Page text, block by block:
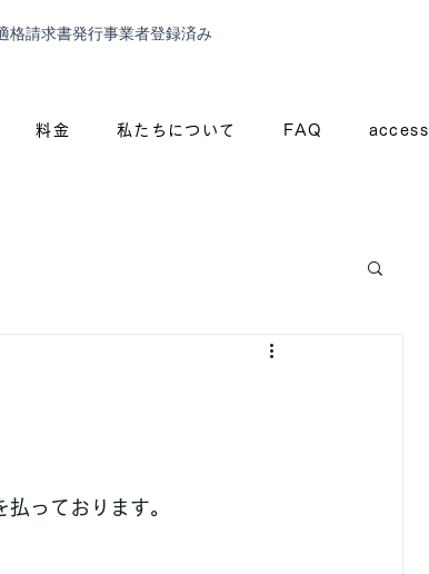
格請求書発行事業者登録済み
料金 私たちについて FAQ access
っております。